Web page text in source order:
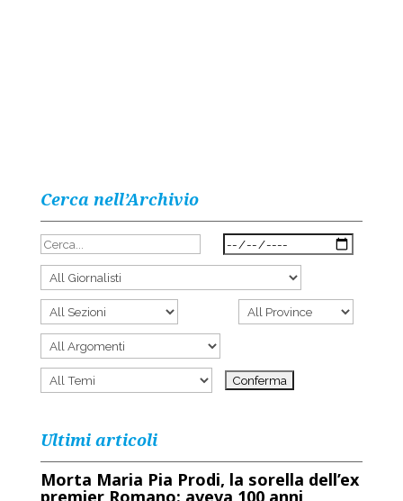
Cerca nell’Archivio
Ultimi articoli
Morta Maria Pia Prodi, la sorella dell’ex
premier Romano: aveva 100 anni